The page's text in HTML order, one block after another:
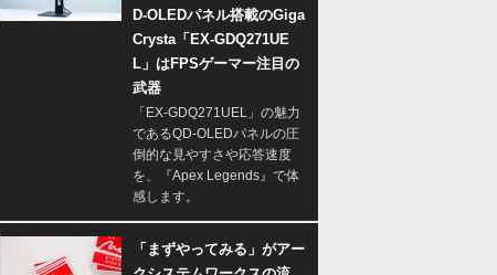
D-OLEDパネル搭載のGiga
Crysta「EX-GDQ271UE
L」はFPSゲーマー注目の
武器
「EX-GDQ271UEL」の魅力
であるQD-OLEDパネルの圧
倒的な見やすさや応答速度
を、『Apex Legends』で体
感します。
「まずやってみる」がアー